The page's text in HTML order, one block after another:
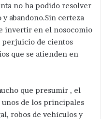
no ha podido resolver
abandono.Sin certeza
invertir en el nosocomio
perjuicio de cientos
que se atienden en
que presumir , el
de los principales
robos de vehículos y